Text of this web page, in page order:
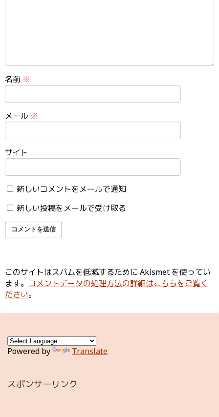
名前 ※
メール ※
サイト
新しいコメントをメールで通知
新しい投稿をメールで受け取る
このサイトはスパムを低減するために Akismet を使ってい
ます。 コメントデータの処理方法の詳細はこちらをご覧く
ださい。
Powered by Translate
スポンサーリンク